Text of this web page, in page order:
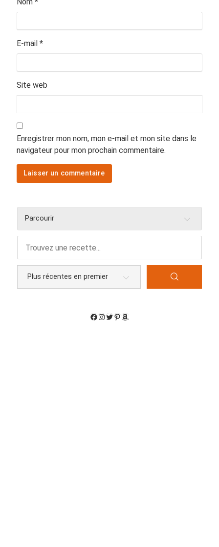
E-mail *
Site web
Enregistrer mon nom, mon e-mail et mon site dans le
navigateur pour mon prochain commentaire.
Parcourir